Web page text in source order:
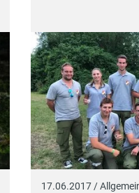
17.06.2017 /